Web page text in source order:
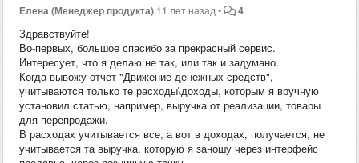
Елена (Менеджер продукта) 11 лет назад • 4
Здравствуйте!
Во-первых, большое спасибо за прекрасный сервис.
Интересует, что я делаю не так, или так и задумано.
Когда вывожу отчет "Движение денежных средств",
учитываются только те расходы\доходы, которым я вручную
установил статью, например, выручка от реализации, товары
для перепродажи.
В расходах учитывается все, а вот в доходах, получается, не
учитывается та выручка, которую я заношу через интерфейс